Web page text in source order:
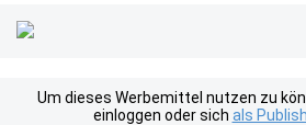
Um dieses Werbemittel nutzen zu
einloggen oder sich als